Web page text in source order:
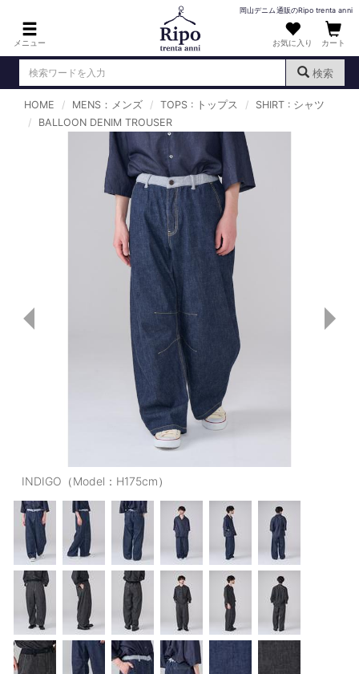
メニュー
岡山デニム通販のRipo trenta anni
お気に入り カート
検索
ログイン （新規会員登録）
MENS : メンズ
DENIM : デニム
PANTS : パンツ
TOPS : トップス
T-SHIRT : Tシャツ
SHIRT : シャツ
OUTERS : アウター
LADIES : レディース
PANTS/SKIRT : パンツ・スカート
TOPS : トップス
OUTERS : アウター
OUTLET : アウトレット
MENS : メンズ
LADIES : レディース
新規会員登録
HOME MENS：メンズ TOPS : トップス
SHIRT : シャツ
BALLOON DENIM TROUSER
INDIGO（Model：H175cm）